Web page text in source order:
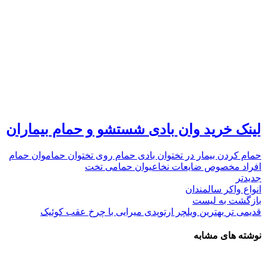
لینک خرید وان بادی شستشو و حمام بیماران
حمام کردن بیمار در تختوان بادی حمام روی تختوان حماموان حمام
افراد مخصوص ضایعات نخاعیوان حمامی تخت
جدیدتر
انواع واکر سالمندان
بازگشت به لیست
قدیمی تر بهترین ویلچر ارتوپدی میرایی با چرخ عقب کوئیک
نوشته های مشابه